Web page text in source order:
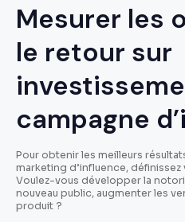
Mesurer les
le retour sur
campagne
Pour obtenir les meilleurs
marketing d’influence,
Voulez-vous développer la
nouveau public, augmenter les
produit ?